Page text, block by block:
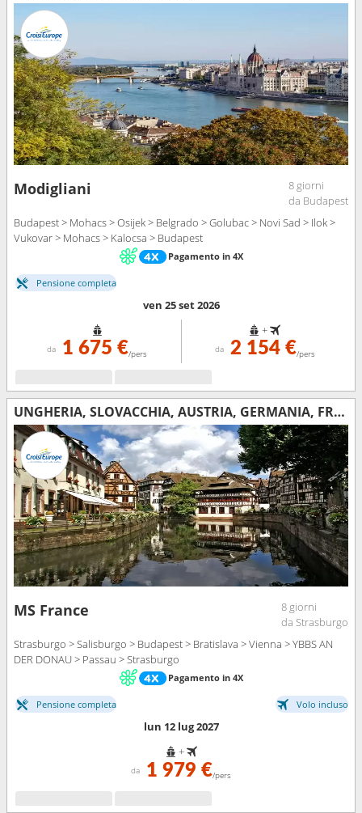
Modigliani
8 giorni
da Budapest
Budapest > Mohacs > Osijek > Belgrado > Golubac > Novi Sad > Ilok >
Vukovar > Mohacs > Kalocsa > Budapest
Pagamento in 4X
Pensione completa
ven 25 set 2026
da 1 675 €/pers
+
da 2 154 €/pers
UNGHERIA, SLOVACCHIA, AUSTRIA, GERMANIA, FRANCIA
MS France
8 giorni
da Strasburgo
Strasburgo > Salisburgo > Budapest > Bratislava > Vienna > YBBS AN
DER DONAU > Passau > Strasburgo
Pagamento in 4X
Pensione completa Volo incluso
lun 12 lug 2027
+
da 1 979 €/pers